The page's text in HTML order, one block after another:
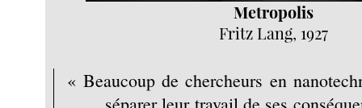
Metropolis
Fritz Lang, 1927
« Beaucoup de chercheurs en